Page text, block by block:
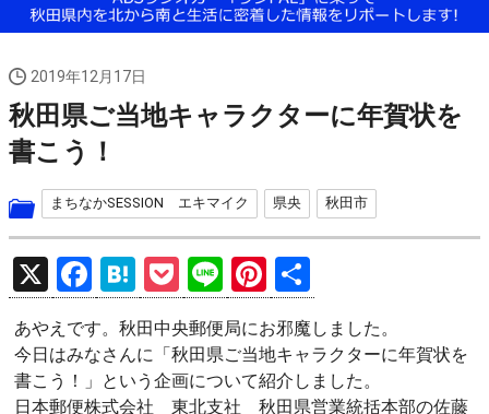
2019年12月17日
秋田県ご当地キャラクターに年賀状を
書こう！
まちなかSESSION エキマイク 県央 秋田市
X
F
a
ce
b
H
at
e
n
P
o
ck
et
Li
n
e
Pi
nt
er
es
有
あやえです。秋田中央郵便局にお邪魔しました。
今日はみなさんに「秋田県ご当地キャラクターに年賀状を
書こう！」という企画について紹介しました。
日本郵便株式会社 東北支社 秋田県営業統括本部の佐藤